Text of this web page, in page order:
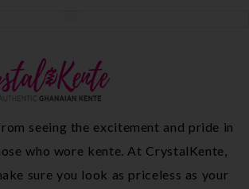
seeing the excitement and pride in
who wore kente. At CrystalKente,
sure you look as priceless as your